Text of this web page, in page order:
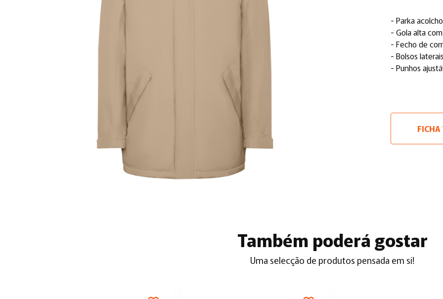
- Parka
- Gola alta
- Fecho de
- Bolsos
- Punhos
FICHA
Também poderá gostar
Uma selecção de produtos pensada em si!